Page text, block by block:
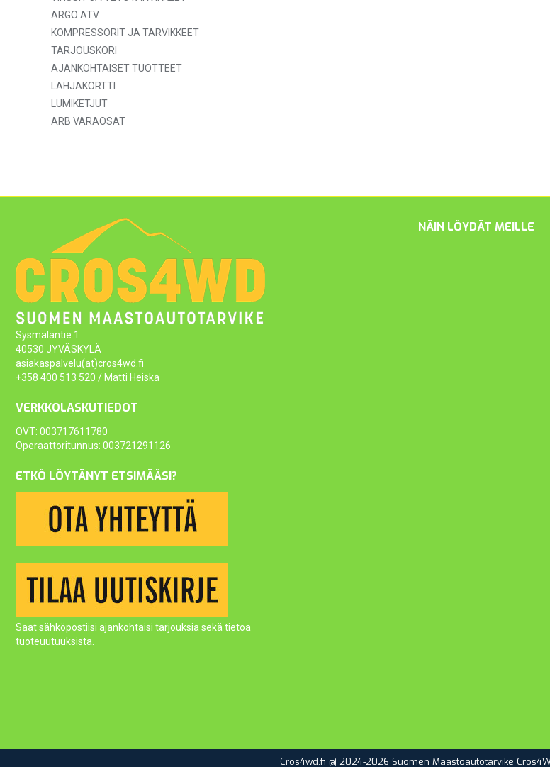
ARGO ATV
KOMPRESSORIT JA TARVIKKEET
TARJOUSKORI
AJANKOHTAISET TUOTTEET
LAHJAKORTTI
LUMIKETJUT
ARB VARAOSAT
Sysmäläntie 1
40530 JYVÄSKYLÄ
asiakaspalvelu(at)cros4wd.fi
+358 400 513 520 / Matti Heiska
VERKKOLASKUTIEDOT
OVT: 003717611780
Operaattoritunnus: 003721291126
ETKÖ LÖYTÄNYT ETSIMÄÄSI?
Saat sähköpostiisi ajankohtaisi tarjouksia sekä tietoa
tuoteuutuuksista.
NÄIN LÖYDÄT MEILLE
Cros4wd.fi @ 2024-2026 Suomen Maastoautotarvike